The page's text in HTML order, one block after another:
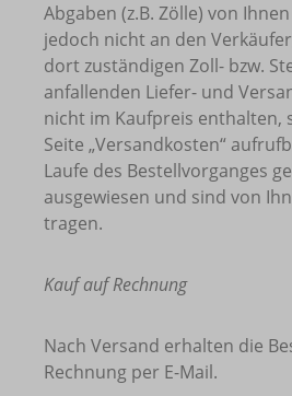
Abgaben (z.B. Zölle) von
jedoch nicht an den
dort zuständigen Zoll- bzw.
anfallenden Liefer- und
nicht im Kaufpreis enthalten,
Seite „Versandkosten“
Laufe des Bestellvorganges
ausgewiesen und sind von
tragen.
Kauf auf Rechnung
Nach Versand erhalten die
Rechnung per E-Mail.